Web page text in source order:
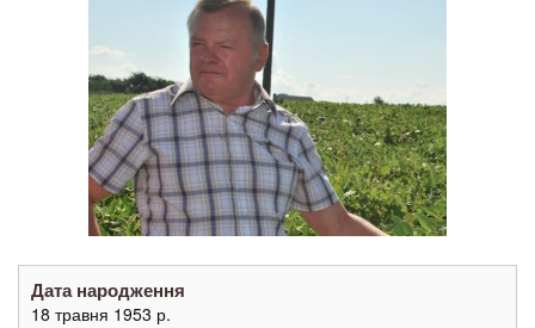
Дата народження
18 травня 1953 р.